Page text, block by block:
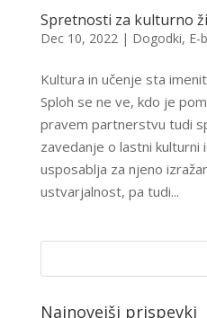
Spretnosti za kulturno
Dec 10, 2022| Dogodki, E-
Kultura in učenje sta
Sploh se ne ve, kdo je
pravem partnerstvu tudi
zavedanje o lastni kulturni
usposablja za njeno
ustvarjalnost, pa tudi...
Najnovejši prispevki